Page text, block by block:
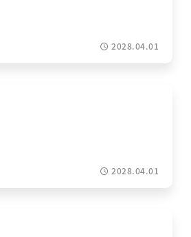
2028.04.01
2028.04.01